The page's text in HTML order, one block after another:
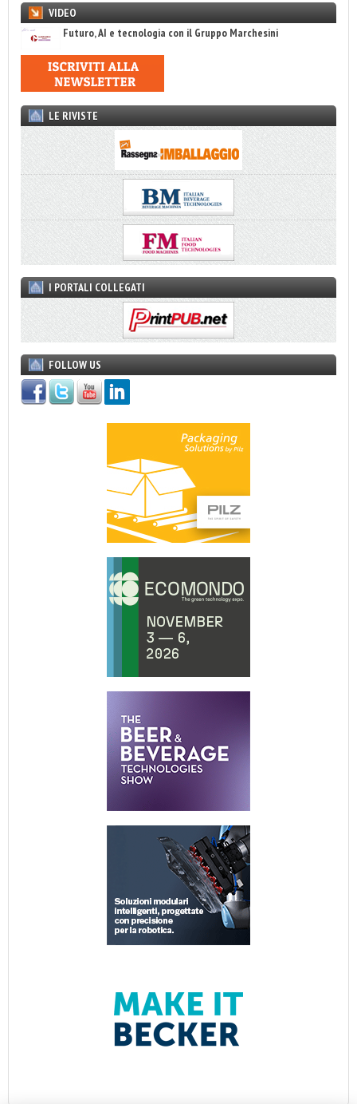
VIDEO
Futuro, AI e tecnologia con il Gruppo Marchesini
LE RIVISTE
I PORTALI COLLEGATI
FOLLOW US